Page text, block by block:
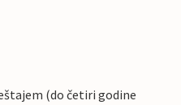
(do četiri godine